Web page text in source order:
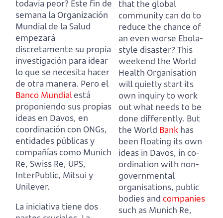
todavía peor? Este fin de
semana la Organización
Mundial de la Salud
empezará
discretamente su propia
investigación para idear
lo que se necesita hacer
de otra manera. Pero el
Banco Mundialestá
proponiendo sus propias
ideas en Davos, en
coordinación con ONGs,
entidades públicas y
compañías como Munich
Re, Swiss Re, UPS,
InterPublic, Mitsui y
Unilever.
La iniciativa tiene dos
that the global
community can do to
reduce the chance of
an even worse Ebola-
style disaster? This
weekend the World
Health Organisation
will quietly start its
own inquiry to work
out what needs to be
done differently. But
the World Bank has
been floating its own
ideas in Davos, in co-
ordination with non-
governmental
organisations, public
bodies and companies
such as Munich Re,